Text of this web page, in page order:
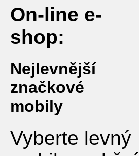
On-line e-
shop:
Nejlevnější
značkové
mobily
Vyberte levný